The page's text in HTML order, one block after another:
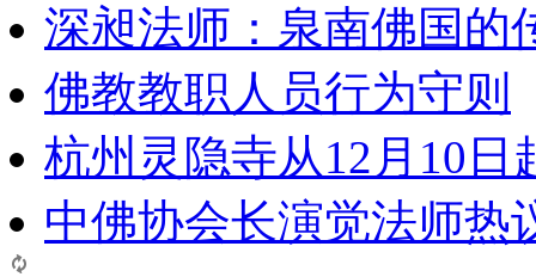
深昶法师：泉南佛国的
佛教教职人员行为守则
杭州灵隐寺从12月10日
中佛协会长演觉法师热